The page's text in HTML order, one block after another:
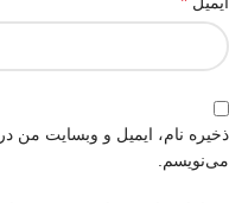
ذخیره نام، ایمیل و وبسایت من
می‌نویسم.